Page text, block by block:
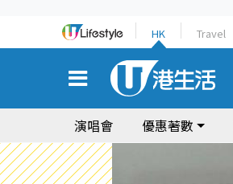
HK Travel
演唱會 優惠著數